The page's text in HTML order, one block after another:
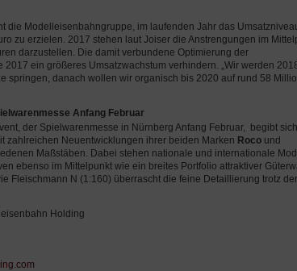
die Modelleisenbahngruppe, im laufenden Jahr das
zu erzielen. 2017 stehen laut Joiser die Anstrengungen im
darzustellen. Die damit verbundene Optimierung der
2017 ein größeres Umsatzwachstum verhindern. „Wir werden
springen, danach wollen wir organisch bis 2020 auf rund 58
Anfang Februar
der Spielwarenmesse in Nürnberg Anfang Februar, begibt
zahlreichen Neuentwicklungen ihrer beiden Marken Roco und
Maßstäben. Dabei stehen nationale und internationale
ebenso im Mittelpunkt wie ein breites Portfolio attraktiver
Fleischmann N (1:160) überrascht die feine Detaillierung trotz der
Holding